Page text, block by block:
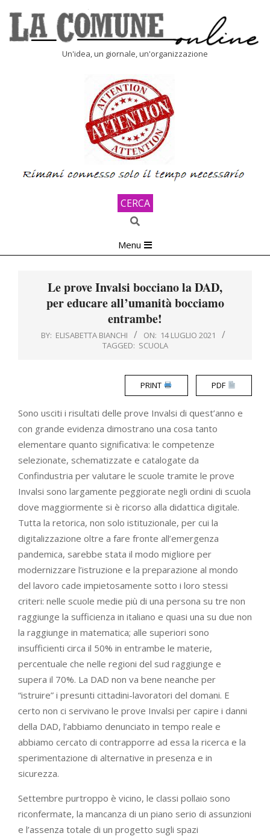
content
Un'idea, un giornale, un'organizzazione
CERCA
Search
Navigation
Menu
Le prove Invalsi bocciano la DAD,
per educare all’umanità bocciamo
entrambe!
BY: ELISABETTA BIANCHI ON: 14 LUGLIO 2021
TAGGED: SCUOLA
PRINT PDF
Sono usciti i risultati delle prove Invalsi di quest’anno e
con grande evidenza dimostrano una cosa tanto
elementare quanto significativa: le competenze
selezionate, schematizzate e catalogate da
Confindustria per valutare le scuole tramite le prove
Invalsi sono largamente peggiorate negli ordini di scuola
dove maggiormente si è ricorso alla didattica digitale.
Tutta la retorica, non solo istituzionale, per cui la
digitalizzazione oltre a fare fronte all’emergenza
pandemica, sarebbe stata il modo migliore per
modernizzare l’istruzione e la preparazione al mondo
del lavoro cade impietosamente sotto i loro stessi
criteri: nelle scuole medie più di una persona su tre non
raggiunge la sufficienza in italiano e quasi una su due non
la raggiunge in matematica; alle superiori sono
insufficienti circa il 50% in entrambe le materie,
percentuale che nelle regioni del sud raggiunge e
supera il 70%. La DAD non va bene neanche per
“istruire” i presunti cittadini-lavoratori del domani. E
certo non ci servivano le prove Invalsi per capire i danni
della DAD, l’abbiamo denunciato in tempo reale e
abbiamo cercato di contrapporre ad essa la ricerca e la
sperimentazione di alternative in presenza e in
sicurezza.
Settembre purtroppo è vicino, le classi pollaio sono
riconfermate, la mancanza di un piano serio di assunzioni
e l’assenza totale di un progetto sugli spazi